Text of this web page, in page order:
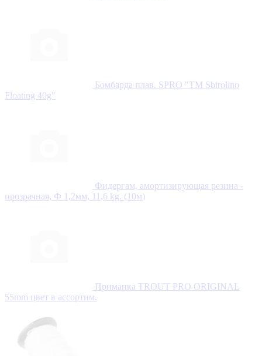
Бомбарда плав. SPRO "TM Sbirolino
Floating 40g"
Фидергам, амортизирующая резина -
прозрачная, Ф 1,2мм, 11,6 kg. (10м)
Приманка TROUT PRO ORIGINAL
55mm цвет в ассортим.